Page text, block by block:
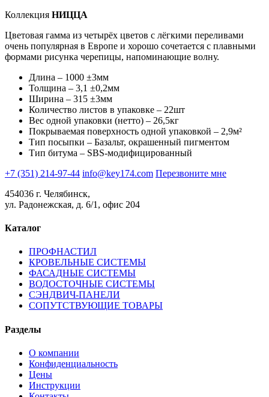
Коллекция НИЦЦА
Цветовая гамма из четырёх цветов с лёгкими переливами
очень популярная в Европе и хорошо сочетается с плавными
формами рисунка черепицы, напоминающие волну.
Длина – 1000 ±3мм
Толщина – 3,1 ±0,2мм
Ширина – 315 ±3мм
Количество листов в упаковке – 22шт
Вес одной упаковки (нетто) – 26,5кг
Покрываемая поверхность одной упаковкой – 2,9м²
Тип посыпки – Базальт, окрашенный пигментом
Тип битума – SBS-модифицированный
+7 (351) 214-97-44 info@key174.com Перезвоните мне
454036 г. Челябинск,
ул. Радонежская, д. 6/1, офис 204
Каталог
ПРОФНАСТИЛ
КРОВЕЛЬНЫЕ СИСТЕМЫ
ФАСАДНЫЕ СИСТЕМЫ
ВОДОСТОЧНЫЕ СИСТЕМЫ
СЭНДВИЧ-ПАНЕЛИ
СОПУТСТВУЮЩИЕ ТОВАРЫ
Разделы
О компании
Конфиденциальность
Цены
Инструкции